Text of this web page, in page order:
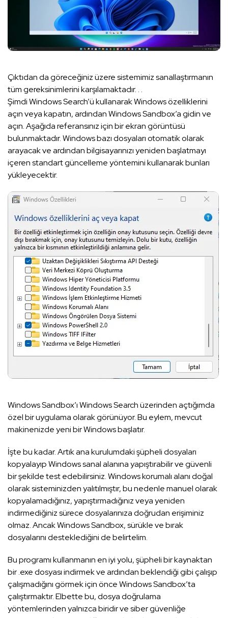
Çıktıdan da göreceğiniz üzere sistemimiz sanallaştırmanın
tüm gereksinimlerini karşılamaktadır. . .
Şimdi Windows Search’ü kullanarak Windows özelliklerini
açın veya kapatın, ardından Windows Sandbox’a gidin ve
açın. Aşağıda referansınız için bir ekran görüntüsü
bulunmaktadır. Windows bazı dosyaları otomatik olarak
arayacak ve ardından bilgisayarınızı yeniden başlatmayı
içeren standart güncelleme yöntemini kullanarak bunları
yükleyecektir.
Windows Sandbox’ı Windows Search üzerinden açtığımda
özel bir uygulama olarak görünüyor. Bu eylem, mevcut
makinenizde yeni bir Windows başlatır.
İşte bu kadar. Artık ana kurulumdaki şüpheli dosyaları
kopyalayıp Windows sanal alanına yapıştırabilir ve güvenli
bir şekilde test edebilirsiniz. Windows korumalı alanı doğal
olarak sisteminizden yalıtılmıştır, bu nedenle manuel olarak
kopyalamadığınız, yapıştırmadığınız veya yeniden
indirmediğiniz sürece dosyalarınıza doğrudan erişiminiz
olmaz. Ancak Windows Sandbox, sürükle ve bırak
dosyalarını desteklediğini de belirtelim.
Bu programı kullanmanın en iyi yolu, şüpheli bir kaynaktan
bir .exe dosyası indirmek ve ardından beklendiği gibi çalışıp
çalışmadığını görmek için önce Windows Sandbox’ta
çalıştırmaktır. Elbette bu, dosya doğrulama
yöntemlerinden yalnızca biridir ve siber güvenliğe